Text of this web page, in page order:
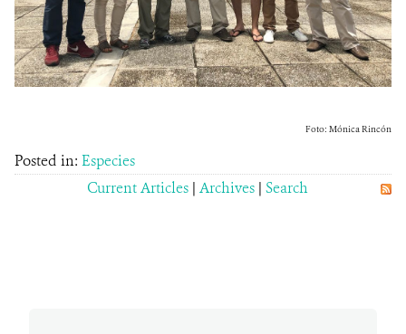
Foto: Mónica Rincón
Posted in: Especies
Current Articles | Archives | Search